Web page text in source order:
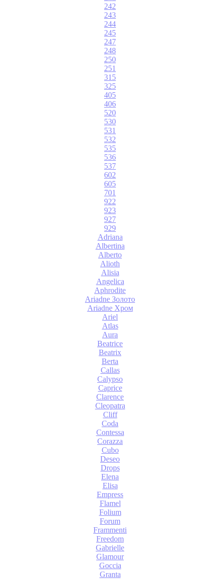
242
243
244
245
247
248
250
251
315
325
405
406
520
530
531
532
535
536
537
602
605
701
922
923
927
929
Adriana
Albertina
Alberto
Alioth
Alisia
Angelica
Aphrodite
Ariadne Золото
Ariadne Хром
Ariel
Atlas
Aura
Beatrice
Beatrix
Berta
Callas
Calypso
Caprice
Clarence
Cleopatra
Cliff
Coda
Contessa
Corazza
Cubo
Deseo
Drops
Elena
Elisa
Empress
Flamel
Folium
Forum
Frammenti
Freedom
Gabrielle
Glamour
Goccia
Granta